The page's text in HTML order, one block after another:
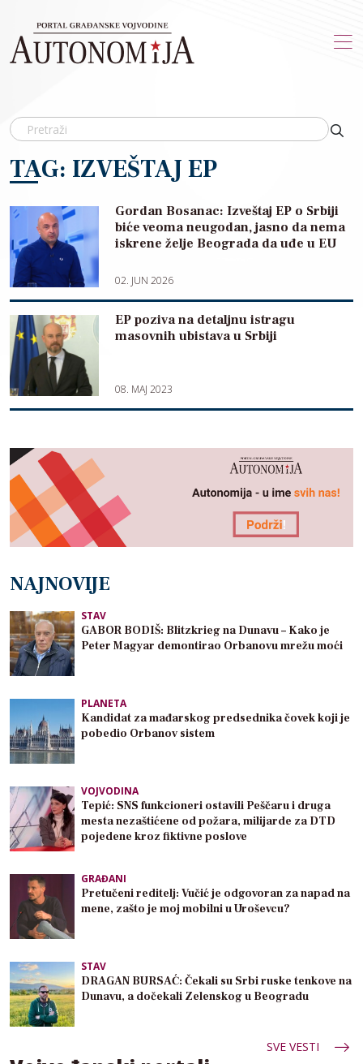
TAG: IZVEŠTAJ EP
Gordan Bosanac: Izveštaj EP o Srbiji
biće veoma neugodan, jasno da nema
iskrene želje Beograda da uđe u EU
02. JUN 2026
EP poziva na detaljnu istragu
masovnih ubistava u Srbiji
08. MAJ 2023
NAJNOVIJE
STAV
GABOR BODIŠ: Blitzkrieg na Dunavu – Kako je
Peter Magyar demontirao Orbanovu mrežu moći
PLANETA
Kandidat za mađarskog predsednika čovek koji je
pobedio Orbanov sistem
VOJVODINA
Tepić: SNS funkcioneri ostavili Peščaru i druga
mesta nezaštićene od požara, milijarde za DTD
pojedene kroz fiktivne poslove
GRAĐANI
Pretučeni reditelj: Vučić je odgovoran za napad na
mene, zašto je moj mobilni u Uroševcu?
STAV
DRAGAN BURSAĆ: Čekali su Srbi ruske tenkove na
Dunavu, a dočekali Zelenskog u Beogradu
SVE VESTI